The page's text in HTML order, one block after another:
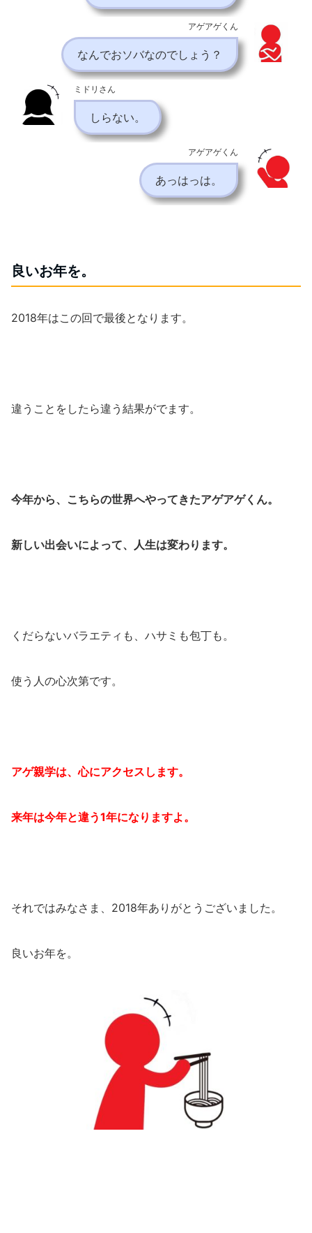
アゲアゲくん
なんでおソバなのでしょう？
ミドリさん
しらない。
アゲアゲくん
あっはっは。
良いお年を。
2018年はこの回で最後となります。
違うことをしたら違う結果がでます。
今年から、こちらの世界へやってきたアゲアゲくん。
新しい出会いによって、人生は変わります。
くだらないバラエティも、ハサミも包丁も。
使う人の心次第です。
アゲ親学は、心にアクセスします。
来年は今年と違う1年になりますよ。
それではみなさま、2018年ありがとうございました。
良いお年を。